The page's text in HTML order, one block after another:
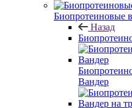
Биопротеиновые
Назад
Вандер